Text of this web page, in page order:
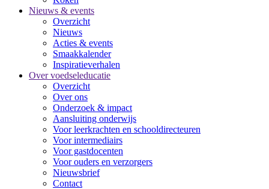
Nieuws & events
Overzicht
Nieuws
Acties & events
Smaakkalender
Inspiratieverhalen
Over voedseleducatie
Overzicht
Over ons
Onderzoek & impact
Aansluiting onderwijs
Voor leerkrachten en schooldirecteuren
Voor intermediairs
Voor gastdocenten
Voor ouders en verzorgers
Nieuwsbrief
Contact